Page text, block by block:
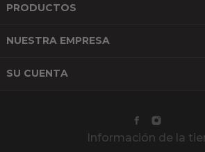
PRODUCTOS
NUESTRA EMPRESA
SU CUENTA
Información de la